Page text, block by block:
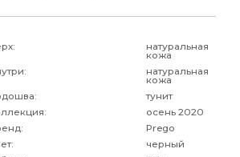
натуральная
кожа
натуральная
кожа
тунит
осень 2020
Prego
черный